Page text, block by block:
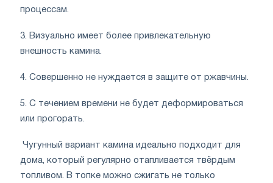
процессам.
3. Визуально имеет более привлекательную
внешность камина.
4. Совершенно не нуждается в защите от ржавчины.
5. С течением времени не будет деформироваться
или прогорать.
Чугунный вариант камина идеально подходит для
дома, который регулярно отапливается твёрдым
топливом. В топке можно сжигать не только